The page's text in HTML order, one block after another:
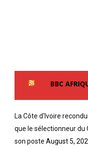
BBC
La Côte d'Ivoire
que le sélectionneur du
son poste August 5,